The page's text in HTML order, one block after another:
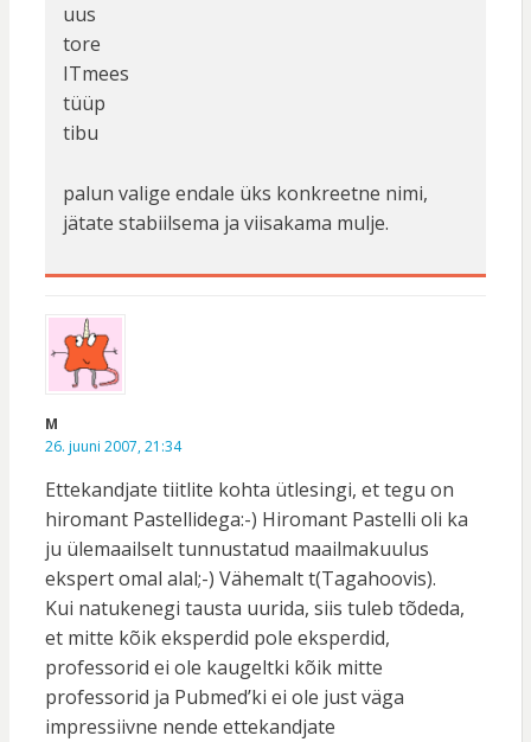
uus
tore
ITmees
tüüp
tibu
palun valige endale üks konkreetne nimi,
jätate stabiilsema ja viisakama mulje.
M
26. juuni 2007, 21:34
Ettekandjate tiitlite kohta ütlesingi, et tegu on
hiromant Pastellidega:-) Hiromant Pastelli oli ka
ju ülemaailselt tunnustatud maailmakuulus
ekspert omal alal;-) Vähemalt t(Tagahoovis).
Kui natukenegi tausta uurida, siis tuleb tõdeda,
et mitte kõik eksperdid pole eksperdid,
professorid ei ole kaugeltki kõik mitte
professorid ja Pubmed’ki ei ole just väga
impressiivne nende ettekandjate